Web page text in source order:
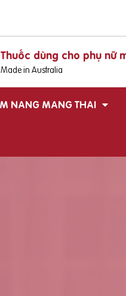
Thuốc dùng cho phụ nữ
Made in Australia
NANG MANG THAI